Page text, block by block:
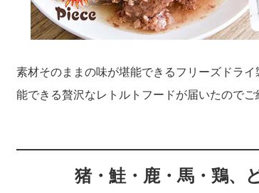
素材そのままの味が堪能できるフリーズドラ
能できる贅沢なレトルトフードが届いたのでご
猪・鮭・鹿・馬・鶏、